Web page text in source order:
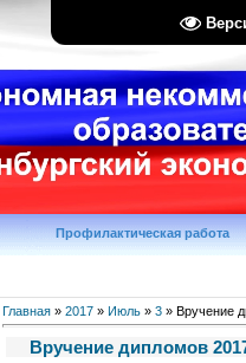
Профилактическая работа
Главная » 2017 » Июль » 3 » Вручение
Вручение дипломов